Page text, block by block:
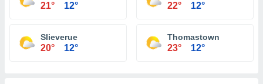
21° 12° 22° 12°
Slieverue
20° 12°
Thomastown
23° 12°